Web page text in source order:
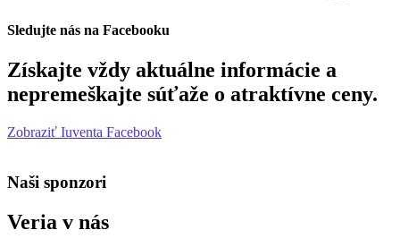
Sledujte nás na Facebooku
Získajte vždy aktuálne informácie a
nepremeškajte súťaže o atraktívne ceny.
Zobraziť Iuventa Facebook
Naši sponzori
Veria v nás